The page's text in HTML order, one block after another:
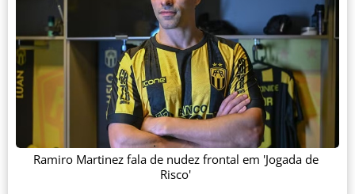
Ramiro Martinez fala de nudez frontal em 'Jogada de
Risco'